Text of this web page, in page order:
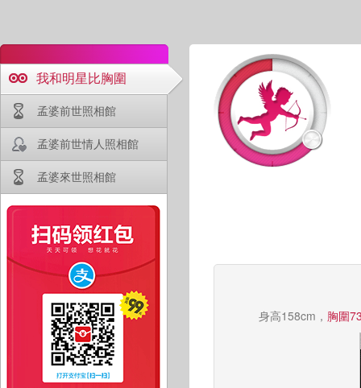
我和明星比胸圍
孟婆前世照相館
孟婆前世情人照相館
孟婆來世照相館
身高158cm， 胸圍